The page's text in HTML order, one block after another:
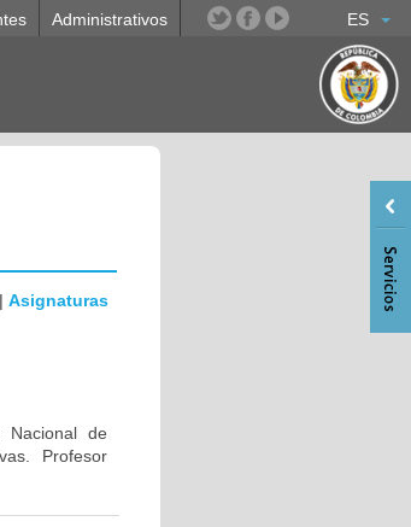
ES
Administrativos
| Asignaturas
Nacional de
Profesor